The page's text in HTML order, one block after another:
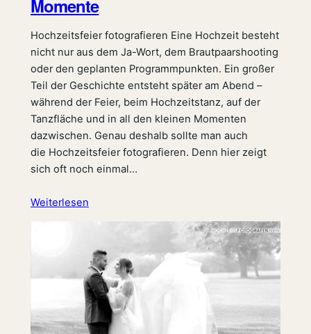
Momente
Hochzeitsfeier fotografieren Eine Hochzeit besteht
nicht nur aus dem Ja-Wort, dem Brautpaarshooting
oder den geplanten Programmpunkten. Ein großer
Teil der Geschichte entsteht später am Abend –
während der Feier, beim Hochzeitstanz, auf der
Tanzfläche und in all den kleinen Momenten
dazwischen. Genau deshalb sollte man auch
die Hochzeitsfeier fotografieren. Denn hier zeigt
sich oft noch einmal…
Weiterlesen